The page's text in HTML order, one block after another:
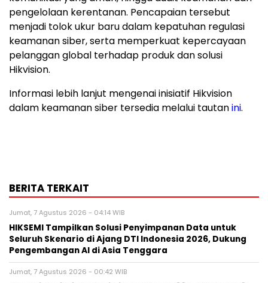
pengelolaan kerentanan. Pencapaian tersebut
menjadi tolok ukur baru dalam kepatuhan regulasi
keamanan siber, serta memperkuat kepercayaan
pelanggan global terhadap produk dan solusi
Hikvision.
Informasi lebih lanjut mengenai inisiatif Hikvision
dalam keamanan siber tersedia melalui tautanini.
BERITA TERKAIT
Jumat, 7 Agustus 2026 - 04:14 WIB
HIKSEMI Tampilkan Solusi Penyimpanan Data untuk
Seluruh Skenario di Ajang DTI Indonesia 2026, Dukung
Pengembangan AI di Asia Tenggara
Jumat, 7 Agustus 2026 - 00:42 WIB